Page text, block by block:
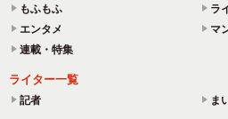
もふもふ
ラ
エンタメ
マ
連載・特集
ライター一覧
記者 ま